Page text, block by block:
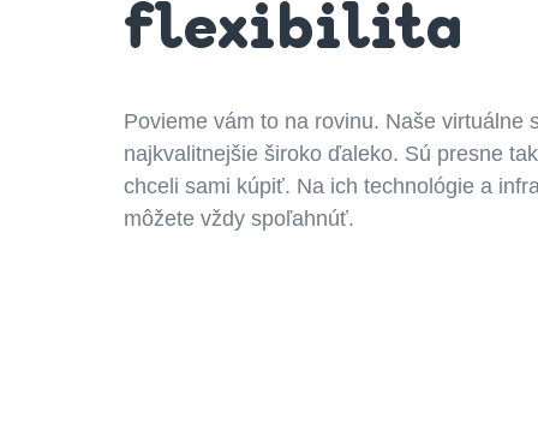
flexibilita
Povieme vám to na rovinu. Naše virtuálne
najkvalitnejšie široko ďaleko. Sú presne
chceli sami kúpiť. Na ich technológie a
môžete vždy spoľahnúť.